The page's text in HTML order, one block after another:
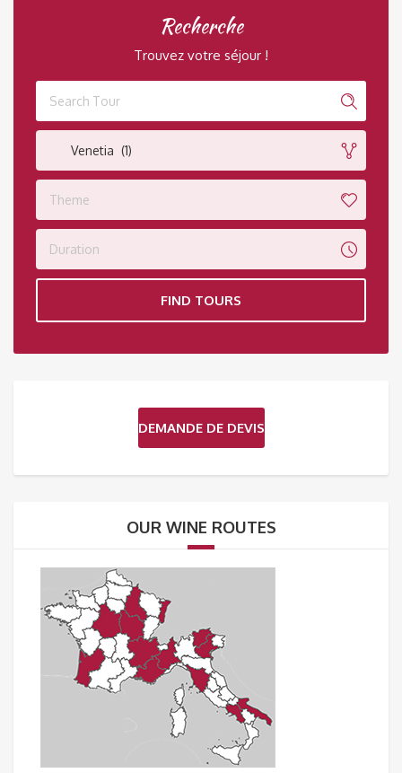
Recherche
Trouvez votre séjour !
Venetia (1)
Theme
Duration
FIND TOURS
DEMANDE DE DEVIS
OUR WINE ROUTES